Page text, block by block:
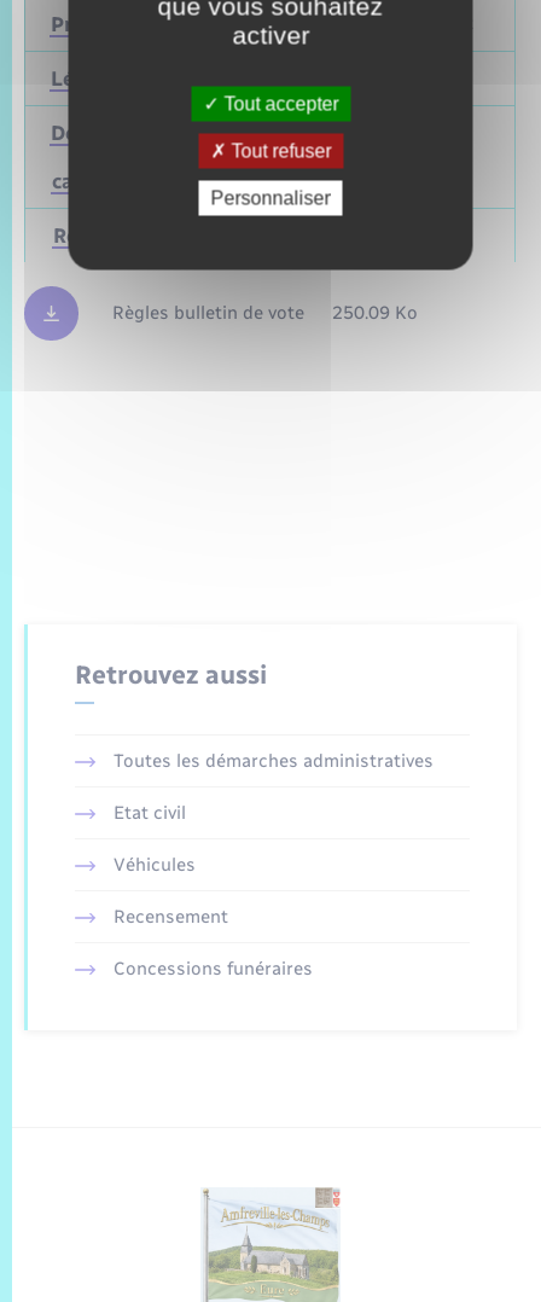
Présidentielle 2027
Législatives
Départementales
cantonales)
Mars 2028
Régionales
Règles bulletin de vote 250.09 Ko
Retrouvez aussi
Toutes les démarches administratives
Etat civil
Véhicules
Recensement
Concessions funéraires
activer
Tout accepter
Tout refuser
Personnaliser